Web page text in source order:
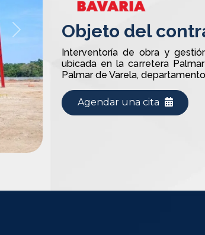
Next Objeto del
Interventoría de obra y
ubicada en la carretera
Palmar de Varela,
Agendar una cita